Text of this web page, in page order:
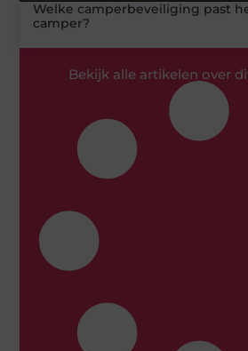
Welke camperbeveiliging past
camper?
Bekijk alle artikelen over